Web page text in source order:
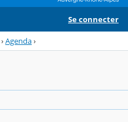
Se connecter
›Agenda›